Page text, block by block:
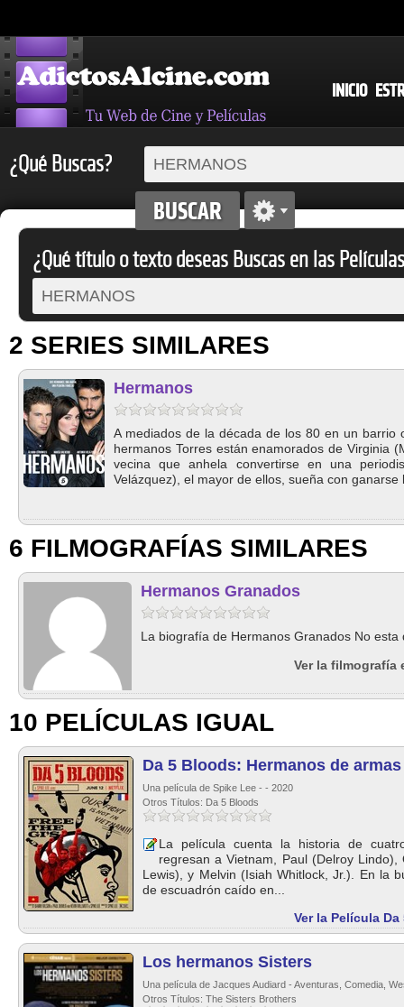
INICIO
¿Qué Buscas?
¿Qué título o texto deseas Buscas en las
2 SERIES SIMILARES
Hermanos
A mediados de la década de los 80 en un barrio
hermanos Torres están enamorados de Virginia
vecina que anhela convertirse en una
Velázquez), el mayor de ellos, sueña con ganarse
6 FILMOGRAFÍAS SIMILARES
Hermanos Granados
La biografía de Hermanos Granados No esta
Ver la filmografía
10 PELÍCULAS IGUAL
Da 5 Bloods: Hermanos de armas
Una película de Spike Lee - - 2020
Otros Títulos: Da 5 Bloods
La película cuenta la historia de
regresan a Vietnam, Paul (Delroy
Lewis), y Melvin (Isiah Whitlock, Jr.). En la
de escuadrón caído en...
Ver la Película
Los hermanos Sisters
Una película de Jacques Audiard - Aventuras, Comedia,
Otros Títulos: The Sisters Brothers